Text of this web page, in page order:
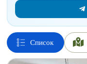
Список